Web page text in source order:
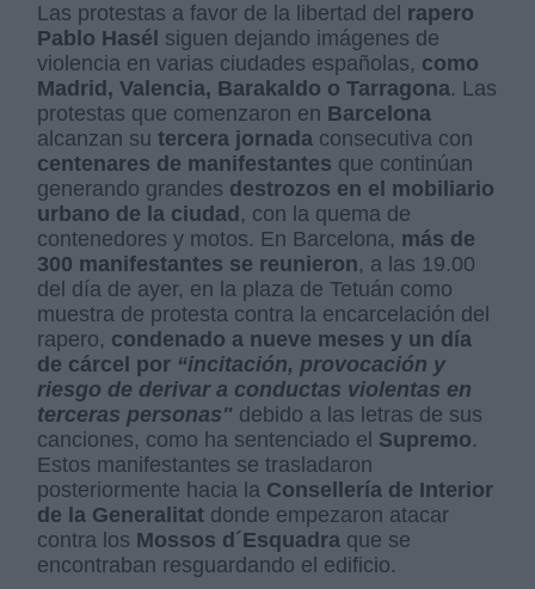
Las protestas a favor de la libertad del rapero
Pablo Hasél siguen dejando imágenes de
violencia en varias ciudades españolas, como
Madrid, Valencia, Barakaldo o Tarragona. Las
protestas que comenzaron en Barcelona
alcanzan sutercera jornada consecutiva con
centenares de manifestantes que continúan
generando grandes destrozos en el mobiliario
urbano de la ciudad , con la quema de
contenedores y motos. En Barcelona, más de
300 manifestantes se reunieron, a las 19.00
del día de ayer, en la plaza de Tetuán como
muestra de protesta contra la encarcelación del
rapero, condenado a nueve meses y un día
de cárcel por “incitación, provocación y
riesgo de derivar a conductas violentas en
terceras personas" debido a las letras de sus
canciones, como ha sentenciado el Supremo.
Estos manifestantes se trasladaron
posteriormente hacia la Consellería de Interior
de la Generalitat donde empezaron atacar
contra los Mossos d´Esquadra que se
encontraban resguardando el edificio.